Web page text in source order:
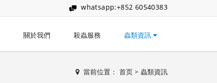
whatsapp:+852 60540383
關於我們 殺蟲服務 蟲類資訊
當前位置： 首页 > 蟲類資訊